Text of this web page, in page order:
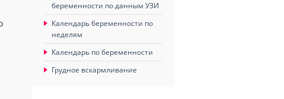
беременности по данным УЗИ
Календарь беременности по
неделям
Календарь по беременности
Грудное вскармливание